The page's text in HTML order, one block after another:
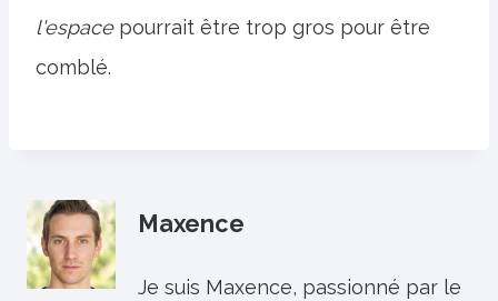
l'espacepourrait être trop gros pour être
comblé.
Maxence
Je suis Maxence, passionné par le